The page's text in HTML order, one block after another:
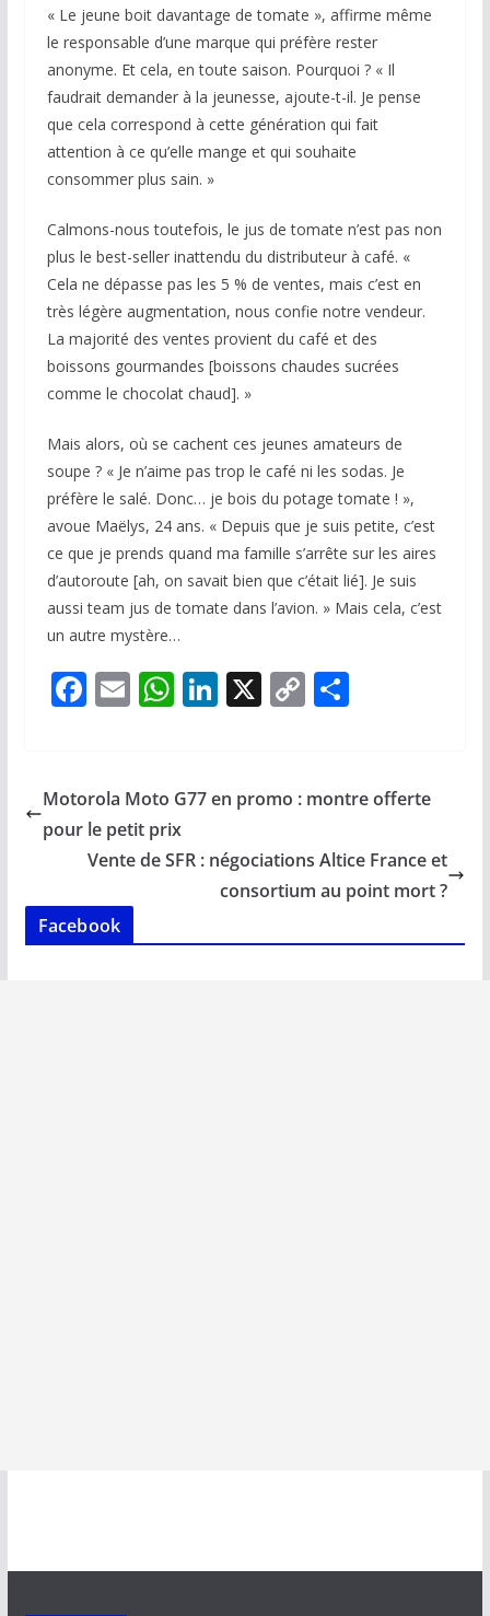
« Le jeune boit davantage de tomate », affirme même
le responsable d’une marque qui préfère rester
anonyme. Et cela, en toute saison. Pourquoi ? « Il
faudrait demander à la jeunesse, ajoute-t-il. Je pense
que cela correspond à cette génération qui fait
attention à ce qu’elle mange et qui souhaite
consommer plus sain. »
Calmons-nous toutefois, le jus de tomate n’est pas non
plus le best-seller inattendu du distributeur à café. «
Cela ne dépasse pas les 5 % de ventes, mais c’est en
très légère augmentation, nous confie notre vendeur.
La majorité des ventes provient du café et des
boissons gourmandes [boissons chaudes sucrées
comme le chocolat chaud]. »
Mais alors, où se cachent ces jeunes amateurs de
soupe ? « Je n’aime pas trop le café ni les sodas. Je
préfère le salé. Donc… je bois du potage tomate ! »,
avoue Maëlys, 24 ans. « Depuis que je suis petite, c’est
ce que je prends quand ma famille s’arrête sur les aires
d’autoroute [ah, on savait bien que c’était lié]. Je suis
aussiteam jus de tomate dans l’avion. » Mais cela, c’est
un autre mystère…
F
b
o
o
k
E
l
W
s
A
p
Li
e
n
X C
y
n
k
P
g
Motorola Moto G77 en promo : montre offerte
pour le petit prix
Vente de SFR : négociations Altice France et
consortium au point mort ?
Facebook